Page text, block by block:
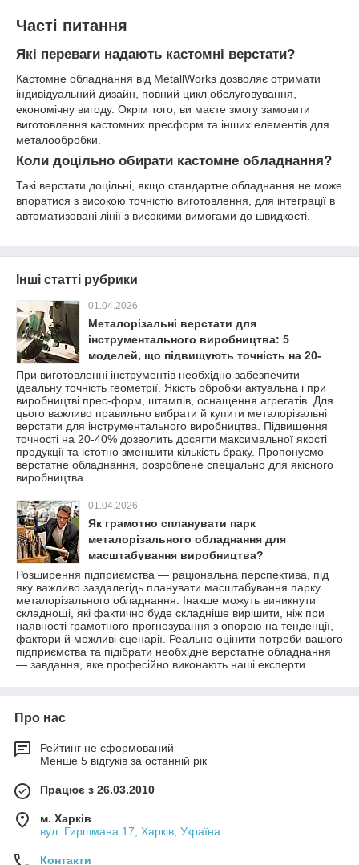
Часті питання
Які переваги надають кастомні верстати?
Кастомне обладнання від MetallWorks дозволяє отримати
індивідуальний дизайн, повний цикл обслуговування,
економічну вигоду. Окрім того, ви маєте змогу замовити
виготовлення кастомних пресформ та інших елементів для
металообробки.
Коли доцільно обирати кастомне обладнання?
Такі верстати доцільні, якщо стандартне обладнання не може
впоратися з високою точністю виготовлення, для інтеграції в
автоматизовані лінії з високими вимогами до швидкості.
Інші статті рубрики
01.04.2026
Металорізальні верстати для
інструментального виробництва: 5
моделей, що підвищують точність на 20-
40%
При виготовленні інструментів необхідно забезпечити
ідеальну точність геометрії. Якість обробки актуальна і при
виробництві прес-форм, штампів, оснащення агрегатів. Для
цього важливо правильно вибрати й купити металорізальні
верстати для інструментального виробництва. Підвищення
точності на 20-40% дозволить досягти максимальної якості
продукції та істотно зменшити кількість браку. Пропонуємо
верстатне обладнання, розроблене спеціально для якісного
виробництва.
01.04.2026
Як грамотно спланувати парк
металорізального обладнання для
масштабування виробництва?
Розширення підприємства — раціональна перспектива, під
яку важливо заздалегідь планувати масштабування парку
металорізального обладнання. Інакше можуть виникнути
складнощі, які фактично буде складніше вирішити, ніж при
наявності грамотного прогнозування з опорою на тенденції,
фактори й можливі сценарії. Реально оцінити потреби вашого
підприємства та підібрати необхідне верстатне обладнання
— завдання, яке професійно виконають наші експерти.
Про нас
Рейтинг не сформований
Менше 5 відгуків за останній рік
Працює з 26.03.2010
м. Харків
вул. Гиршмана 17, Харків, Україна
Контакти